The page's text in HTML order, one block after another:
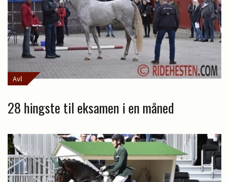
Avl
28 hingste til eksamen i en måned